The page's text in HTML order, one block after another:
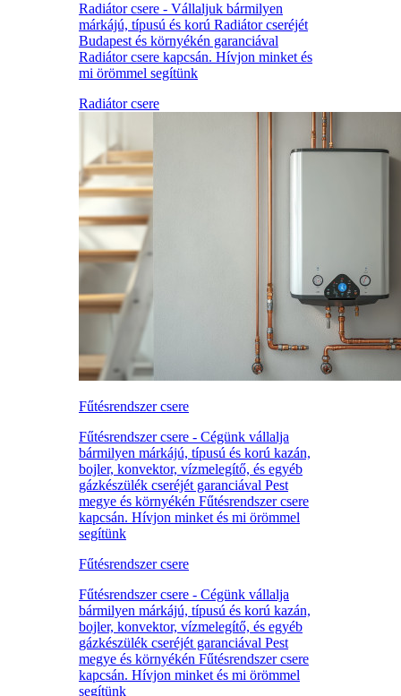
Radiátor csere - Vállaljuk bármilyen
márkájú, típusú és korú Radiátor cseréjét
Budapest és környékén garanciával
Radiátor csere kapcsán. Hívjon minket és
mi örömmel segítünk
Radiátor csere
Fűtésrendszer csere
Fűtésrendszer csere - Cégünk vállalja
bármilyen márkájú, típusú és korú kazán,
bojler, konvektor, vízmelegítő, és egyéb
gázkészülék cseréjét garanciával Pest
megye és környékén Fűtésrendszer csere
kapcsán. Hívjon minket és mi örömmel
segítünk
Fűtésrendszer csere
Fűtésrendszer csere - Cégünk vállalja
bármilyen márkájú, típusú és korú kazán,
bojler, konvektor, vízmelegítő, és egyéb
gázkészülék cseréjét garanciával Pest
megye és környékén Fűtésrendszer csere
kapcsán. Hívjon minket és mi örömmel
segítünk